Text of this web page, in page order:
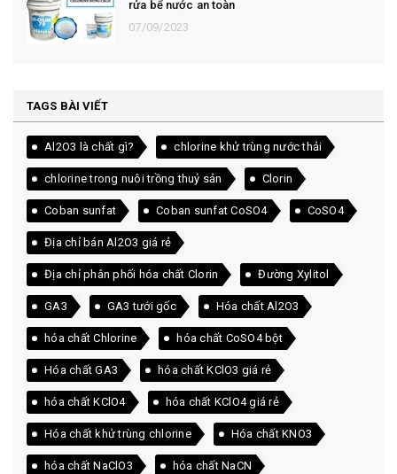
rửa bể nước an toàn
07/09/2023
TAGS BÀI VIẾT
Al2O3 là chất gì? chlorine khử trùng nước thải
chlorine trong nuôi trồng thuỷ sản Clorin
Coban sunfat Coban sunfat CoSO4 CoSO4
Địa chỉ bán Al2O3 giá rẻ
Địa chỉ phân phối hóa chất Clorin Đường Xylitol
GA3 GA3 tưới gốc Hóa chất Al2O3
hóa chất Chlorine hóa chất CoSO4 bột
Hóa chất GA3 hóa chất KClO3 giá rẻ
hóa chất KClO4 hóa chất KClO4 giá rẻ
Hóa chất khử trùng chlorine Hóa chất KNO3
hóa chất NaClO3 hóa chất NaCN